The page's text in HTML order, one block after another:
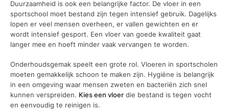
Duurzaamheid is ook een belangrijke factor. De vloer in een
sportschool moet bestand zijn tegen intensief gebruik. Dagelijks
lopen er veel mensen overheen, er vallen gewichten en er
wordt intensief gesport. Een vloer van goede kwaliteit gaat
langer mee en hoeft minder vaak vervangen te worden.
Onderhoudsgemak speelt een grote rol. Vloeren in sportscholen
moeten gemakkelijk schoon te maken zijn. Hygiëne is belangrijk
in een omgeving waar mensen zweten en bacteriën zich snel
kunnen verspreiden. Kies een vloer die bestand is tegen vocht
en eenvoudig te reinigen is.